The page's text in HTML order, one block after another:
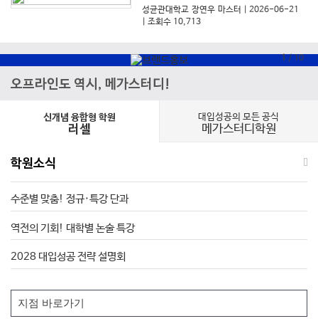
성균관대학교 장연우 마스터
| 2026-06-21
| 조회수 10,713
1 / 10
오프라인도 역시, 메가스터디!
신개념 융합형 학원
러셀
대입성공의 모든 공식
메가스터디학원
학원소식
수준별 맞춤! 정규·특강 단과
역전의 기회! 대학별 논술 특강
2028 대입성공 전략 설명회